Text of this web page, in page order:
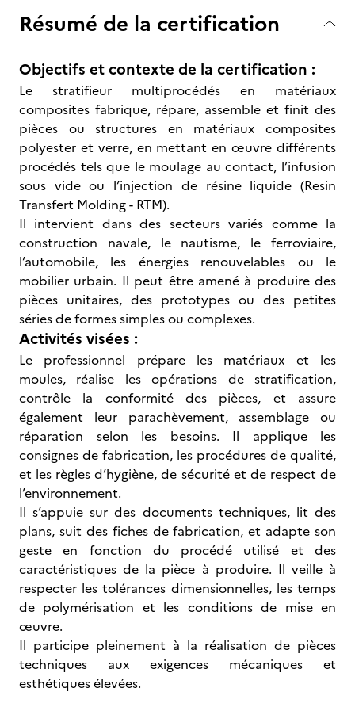
Résumé de la certification
Objectifs et contexte de la certification :
Le stratifieur multiprocédés en matériaux
composites fabrique, répare, assemble et finit des
pièces ou structures en matériaux composites
polyester et verre, en mettant en œuvre différents
procédés tels que le moulage au contact, l’infusion
sous vide ou l’injection de résine liquide (Resin
Transfert Molding - RTM).
Il intervient dans des secteurs variés comme la
construction navale, le nautisme, le ferroviaire,
l’automobile, les énergies renouvelables ou le
mobilier urbain. Il peut être amené à produire des
pièces unitaires, des prototypes ou des petites
séries de formes simples ou complexes.
Activités visées :
Le professionnel prépare les matériaux et les
moules, réalise les opérations de stratification,
contrôle la conformité des pièces, et assure
également leur parachèvement, assemblage ou
réparation selon les besoins. Il applique les
consignes de fabrication, les procédures de qualité,
et les règles d’hygiène, de sécurité et de respect de
l’environnement.
Il s’appuie sur des documents techniques, lit des
plans, suit des fiches de fabrication, et adapte son
geste en fonction du procédé utilisé et des
caractéristiques de la pièce à produire. Il veille à
respecter les tolérances dimensionnelles, les temps
de polymérisation et les conditions de mise en
œuvre.
Il participe pleinement à la réalisation de pièces
techniques aux exigences mécaniques et
esthétiques élevées.